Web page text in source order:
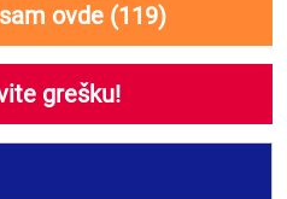
ovde (119)
grešku!